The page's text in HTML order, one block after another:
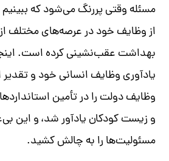
مسئله وقتی پررنگ می‌شود که
از وظایف خود در عرصه‌های مختلف
بهداشت عقب‌نشینی کرده است.
یادآوری وظایف انسانی خود و تقدیر
وظایف دولت را در تأمین
و زیست کودکان یادآور شد،و این
مسئولیت‌ها را به چالش کشید.